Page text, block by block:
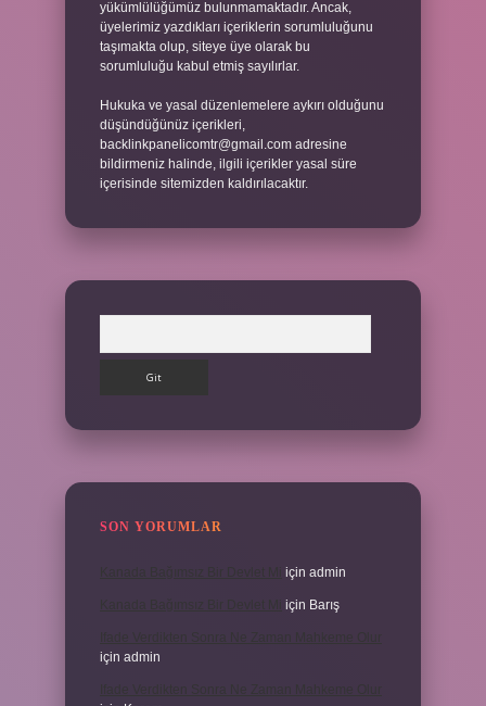
yükümlülüğümüz bulunmamaktadır. Ancak,
üyelerimiz yazdıkları içeriklerin sorumluluğunu
taşımakta olup, siteye üye olarak bu
sorumluluğu kabul etmiş sayılırlar.
Hukuka ve yasal düzenlemelere aykırı olduğunu
düşündüğünüz içerikleri,
backlinkpanelicomtr@gmail.com adresine
bildirmeniz halinde, ilgili içerikler yasal süre
içerisinde sitemizden kaldırılacaktır.
SON YORUMLAR
için admin
için Barış
için admin